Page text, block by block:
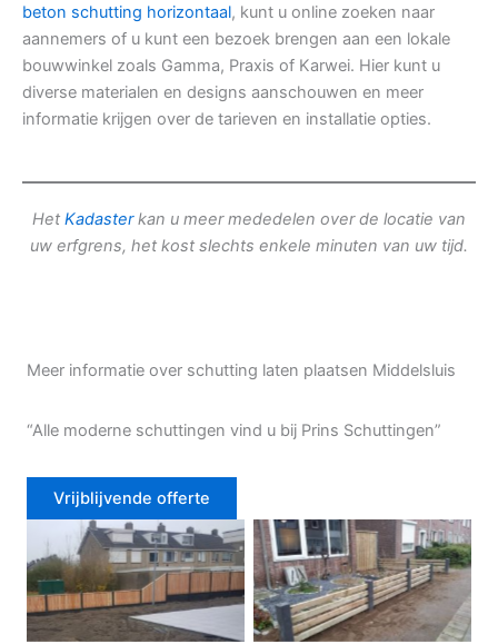
beton schutting horizontaal, kunt u online zoeken naar
aannemers of u kunt een bezoek brengen aan een lokale
bouwwinkel zoals Gamma, Praxis of Karwei. Hier kunt u
diverse materialen en designs aanschouwen en meer
informatie krijgen over de tarieven en installatie opties.
Het Kadasterkan u meer mededelen over de locatie van
uw erfgrens, het kost slechts enkele minuten van uw tijd.
Meer informatie over schutting laten plaatsen Middelsluis
“Alle moderne schuttingen vind u bij Prins Schuttingen”
Vrijblijvende offerte
Douglas schutting Tuinhek voortuin